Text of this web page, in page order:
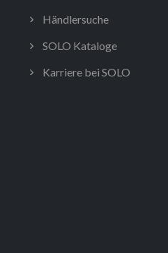
Händlersuche
SOLO Kataloge
Karriere bei SOLO